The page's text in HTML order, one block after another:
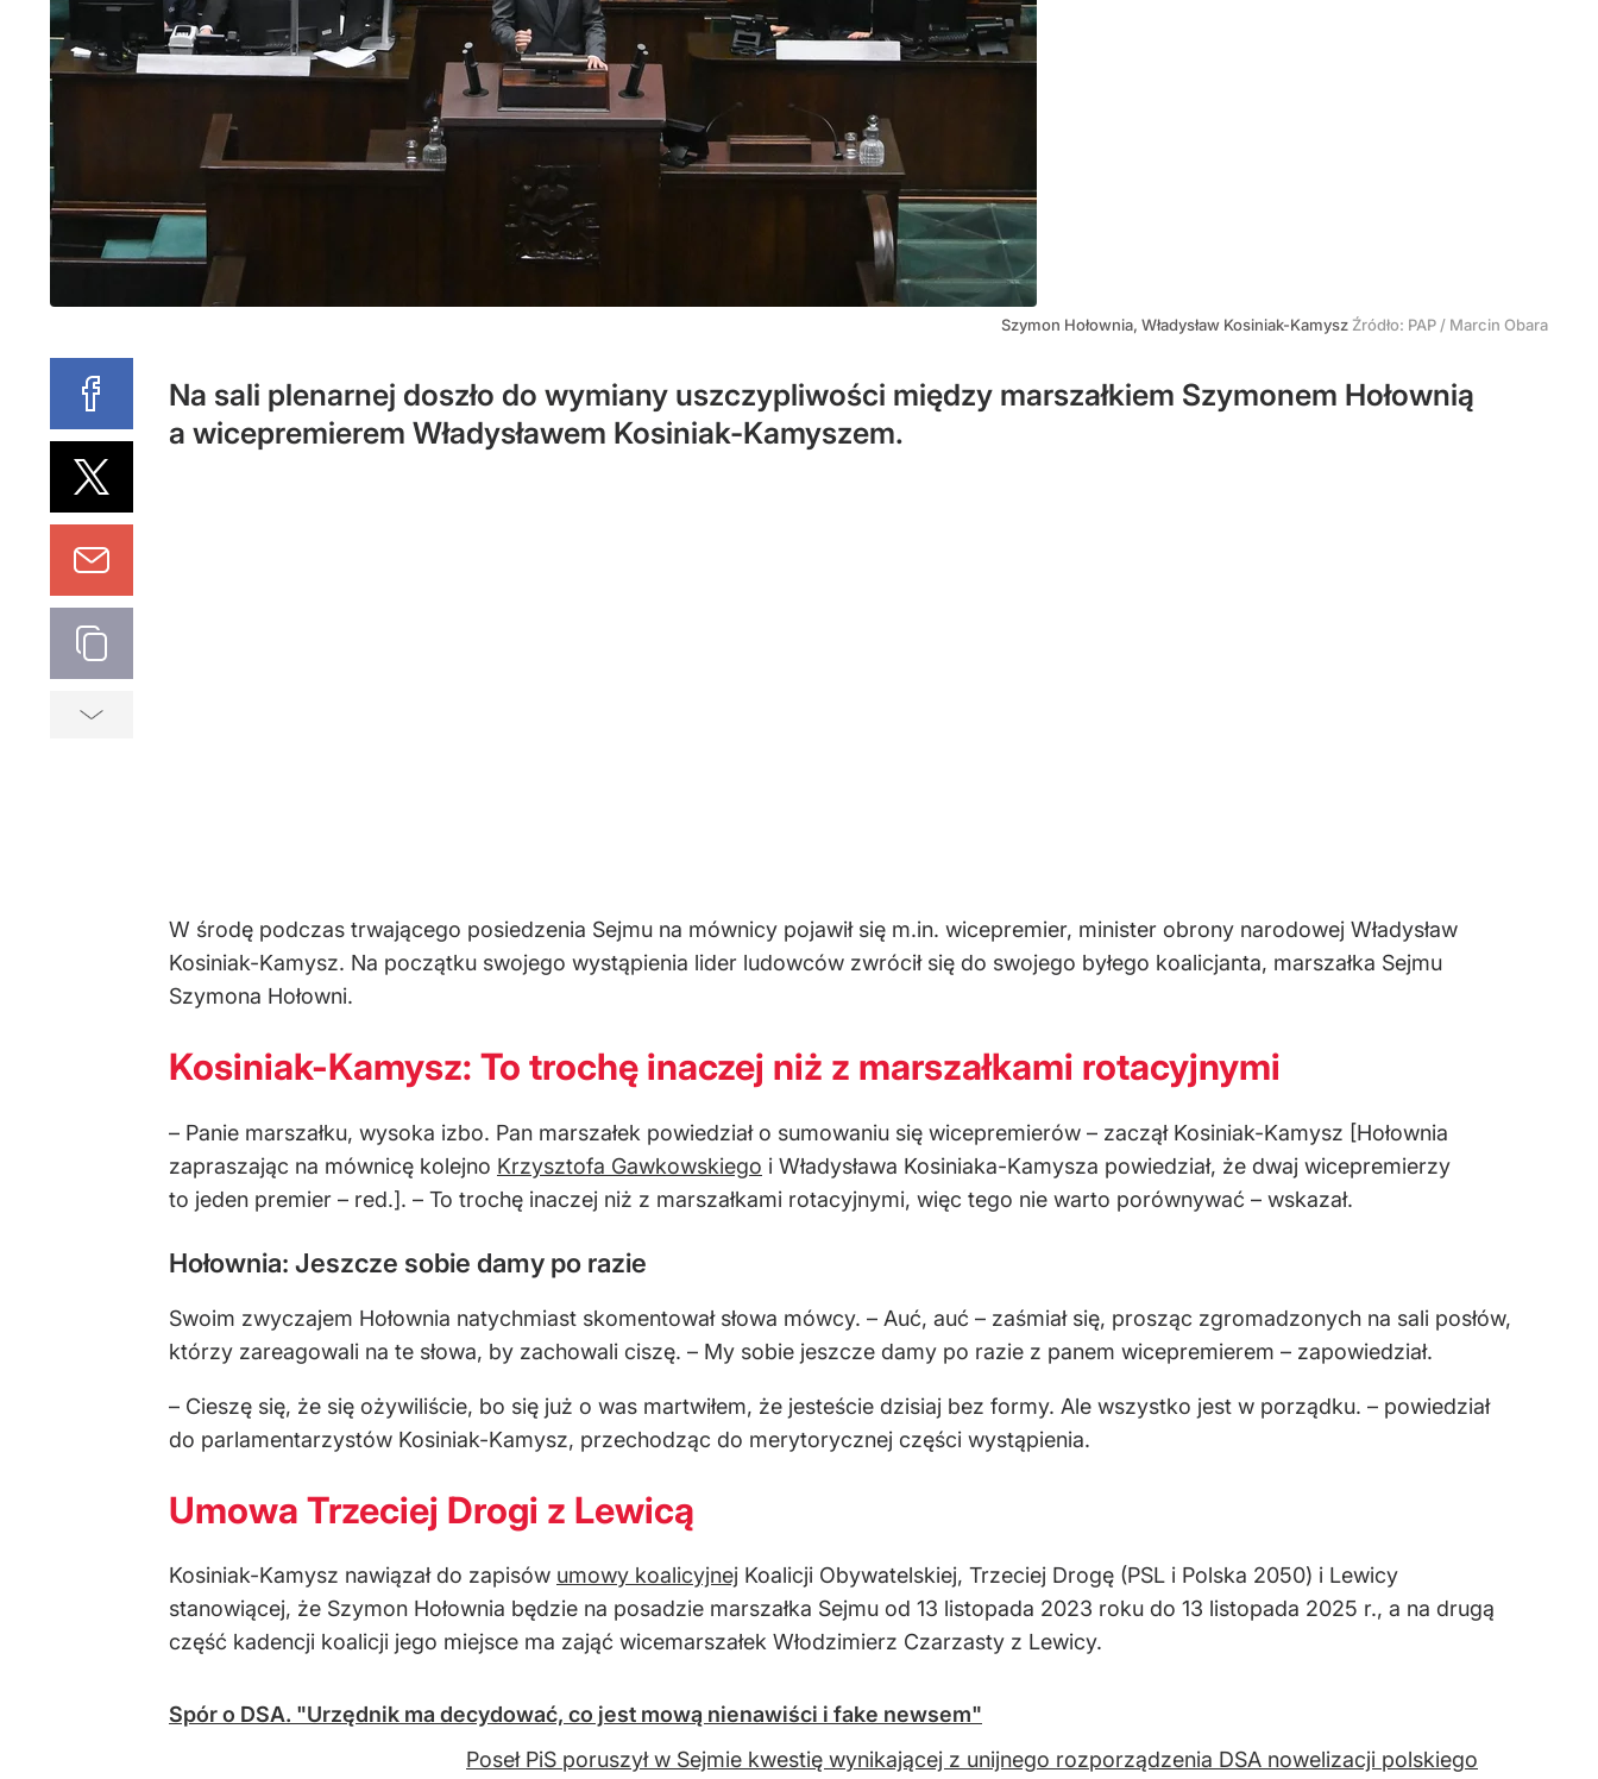
Szymon Hołownia, Władysław Kosiniak-Kamysz Źródło: PAP / Marcin Obara
Na sali plenarnej doszło do wymiany uszczypliwości między marszałkiem Szymonem Hołownią
a wicepremierem Władysławem Kosiniak-Kamyszem.
W środę podczas trwającego posiedzenia Sejmu na mównicy pojawił się m.in. wicepremier, minister obrony narodowej Władysław
Kosiniak-Kamysz. Na początku swojego wystąpienia lider ludowców zwrócił się do swojego byłego koalicjanta, marszałka Sejmu
Szymona Hołowni.
Kosiniak-Kamysz: To trochę inaczej niż z marszałkami rotacyjnymi
– Panie marszałku, wysoka izbo. Pan marszałek powiedział o sumowaniu się wicepremierów – zaczął Kosiniak-Kamysz [Hołownia
zapraszając na mównicę kolejno Krzysztofa Gawkowskiego i Władysława Kosiniaka-Kamysza powiedział, że dwaj wicepremierzy
to jeden premier – red.]. – To trochę inaczej niż z marszałkami rotacyjnymi, więc tego nie warto porównywać – wskazał.
Hołownia: Jeszcze sobie damy po razie
Swoim zwyczajem Hołownia natychmiast skomentował słowa mówcy. – Auć, auć – zaśmiał się, prosząc zgromadzonych na sali posłów,
którzy zareagowali na te słowa, by zachowali ciszę. – My sobie jeszcze damy po razie z panem wicepremierem – zapowiedział.
– Cieszę się, że się ożywiliście, bo się już o was martwiłem, że jesteście dzisiaj bez formy. Ale wszystko jest w porządku. – powiedział
do parlamentarzystów Kosiniak-Kamysz, przechodząc do merytorycznej części wystąpienia.
Umowa Trzeciej Drogi z Lewicą
Kosiniak-Kamysz nawiązał do zapisów umowy koalicyjnej Koalicji Obywatelskiej, Trzeciej Drogę (PSL i Polska 2050) i Lewicy
stanowiącej, że Szymon Hołownia będzie na posadzie marszałka Sejmu od 13 listopada 2023 roku do 13 listopada 2025 r., a na drugą
część kadencji koalicji jego miejsce ma zająć wicemarszałek Włodzimierz Czarzasty z Lewicy.
Spór o DSA. "Urzędnik ma decydować, co jest mową nienawiści i fake newsem"
Poseł PiS poruszył w Sejmie kwestię wynikającej z unijnego rozporządzenia DSA nowelizacji polskiego